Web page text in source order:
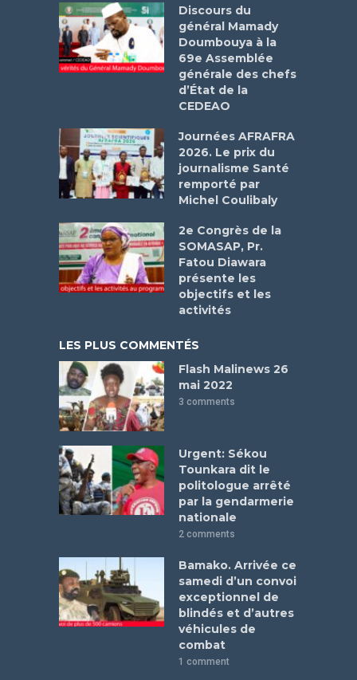
Discours du
général Mamady
Doumbouya à la
69e Assemblée
générale des chefs
d’État de la
CEDEAO
Journées AFRAFRA
2026. Le prix du
journalisme Santé
remporté par
Michel Coulibaly
2e Congrès de la
SOMASAP, Pr.
Fatou Diawara
présente les
objectifs et les
activités
LES PLUS COMMENTÉS
Flash Malinews 26
mai 2022
3 comments
Urgent: Sékou
Tounkara dit le
politologue arrêté
par la gendarmerie
nationale
2 comments
Bamako. Arrivée ce
samedi d’un convoi
exceptionnel de
blindés et d’autres
véhicules de
combat
1 comment